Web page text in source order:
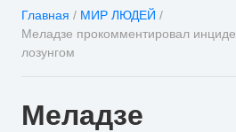
Главная / МИР ЛЮДЕЙ /
Меладзе прокомментировал
лозунгом
Меладзе